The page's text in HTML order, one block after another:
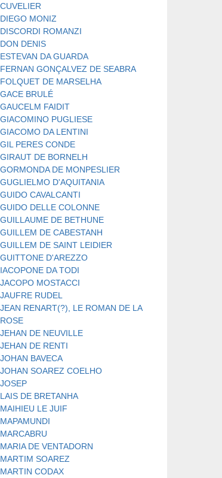
CUVELIER
DIEGO MONIZ
DISCORDI ROMANZI
DON DENIS
ESTEVAN DA GUARDA
FERNAN GONÇALVEZ DE SEABRA
FOLQUET DE MARSELHA
GACE BRULÉ
GAUCELM FAIDIT
GIACOMINO PUGLIESE
GIACOMO DA LENTINI
GIL PERES CONDE
GIRAUT DE BORNELH
GORMONDA DE MONPESLIER
GUGLIELMO D'AQUITANIA
GUIDO CAVALCANTI
GUIDO DELLE COLONNE
GUILLAUME DE BETHUNE
GUILLEM DE CABESTANH
GUILLEM DE SAINT LEIDIER
GUITTONE D'AREZZO
IACOPONE DA TODI
JACOPO MOSTACCI
JAUFRE RUDEL
JEAN RENART(?), LE ROMAN DE LA
ROSE
JEHAN DE NEUVILLE
JEHAN DE RENTI
JOHAN BAVECA
JOHAN SOAREZ COELHO
JOSEP
LAIS DE BRETANHA
MAIHIEU LE JUIF
MAPAMUNDI
MARCABRU
MARIA DE VENTADORN
MARTIM SOAREZ
MARTIN CODAX